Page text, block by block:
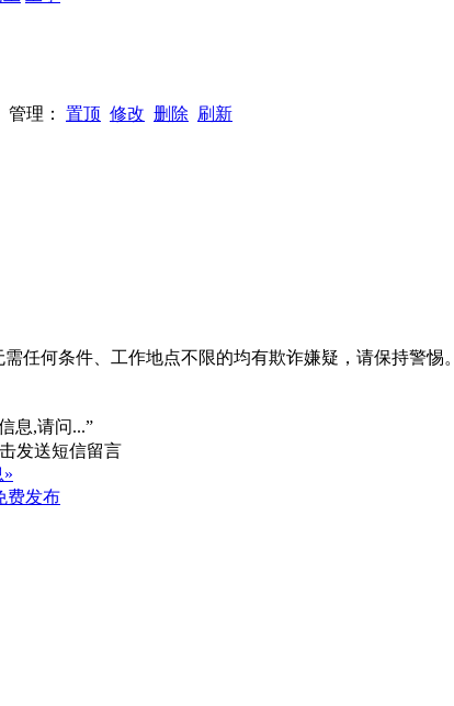
管理： 置顶 修改 删除 刷新
任何条件、工作地点不限的均有欺诈嫌疑，请保持警惕。
息,请问...”
费发布